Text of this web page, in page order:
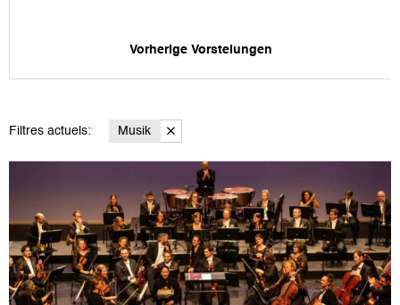
Vorherige Vorstelungen
Filtres actuels: Musik